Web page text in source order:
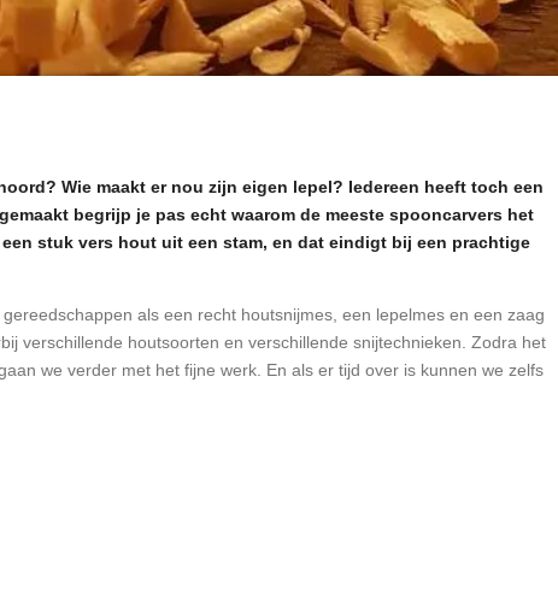
Wie maakt er nou zijn eigen lepel? Iedereen heeft toch een
begrijp je pas echt waarom de meeste spooncarvers het
stuk vers hout uit een stam, en dat eindigt bij een prachtige
als een recht houtsnijmes, een lepelmes en een zaag
verschillende houtsoorten en verschillende snijtechnieken. Zodra het
we verder met het fijne werk. En als er tijd over is kunnen we zelfs